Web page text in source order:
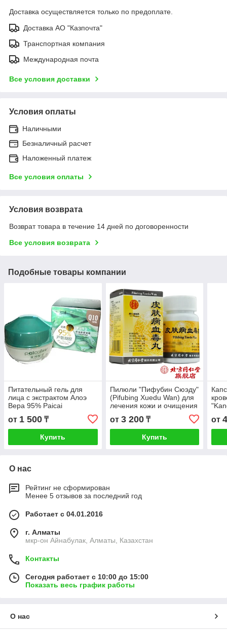
Доставка осуществляется только по предоплате.
Доставка АО "Казпочта"
Транспортная компания
Международная почта
Все условия доставки
Условия оплаты
Наличными
Безналичный расчет
Наложенный платеж
Все условия оплаты
Условия возврата
Возврат товара в течение 14 дней по договоренности
Все условия возврата
Подобные товары компании
Питательный гель для
лица с экстрактом Алоэ
Вера 95% Paicai
от 1 500 ₸
Купить
Пилюли "Пифубин Сюэду"
(Pifubing Xuedu Wan) для
лечения кожи и очищения
от 3 200₸
Купить
от
О нас
Рейтинг не сформирован
Менее 5 отзывов за последний год
Работает с 04.01.2016
г. Алматы
мкр-он Айнабулак, Алматы, Казахстан
Контакты
Сегодня работает с 10:00 до 15:00
Показать весь график работы
О нас